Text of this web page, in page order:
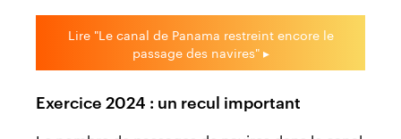
Lire "Le canal de Panama restreint encore le
passage des navires" ▸
Exercice 2024 : un recul important